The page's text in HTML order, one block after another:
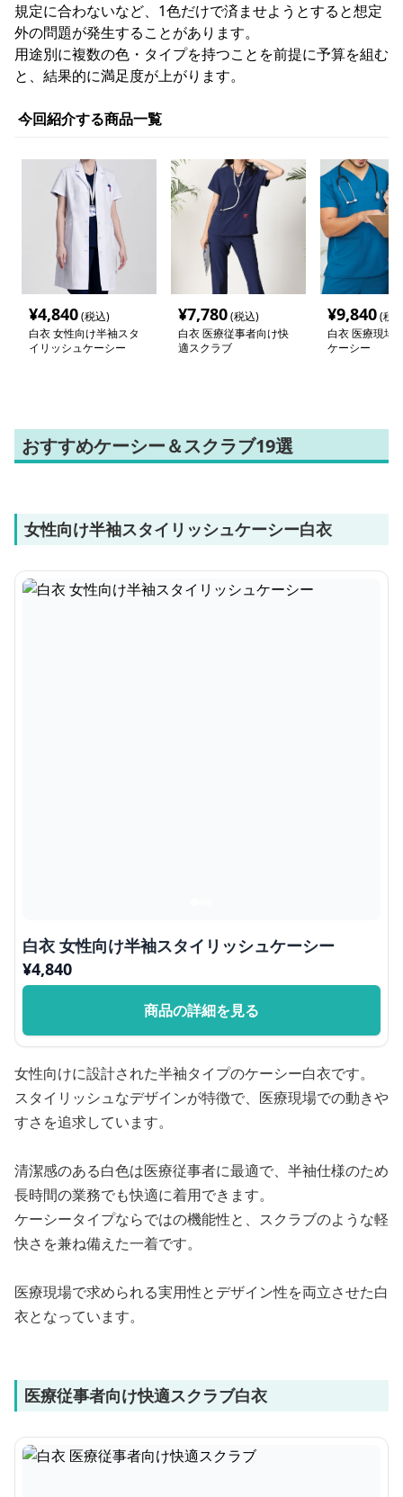
規定に合わないなど、1色だけで済ませようとすると想定
外の問題が発生することがあります。
用途別に複数の色・タイプを持つことを前提に予算を組む
と、結果的に満足度が上がります。
今回紹介する商品一覧
¥4,840(税込)
白衣 女性向け半袖スタ
イリッシュケーシー
¥7,780(税込)
白衣 医療従事者向け快
適スクラブ
¥9,840(税
白衣 医療現場
ケーシー
おすすめケーシー＆スクラブ19選
女性向け半袖スタイリッシュケーシー白衣
白衣 女性向け半袖スタイリッシュケーシー
¥4,840
商品の詳細を見る
女性向けに設計された半袖タイプのケーシー白衣です。
スタイリッシュなデザインが特徴で、医療現場での動きや
すさを追求しています。
清潔感のある白色は医療従事者に最適で、半袖仕様のため
長時間の業務でも快適に着用できます。
ケーシータイプならではの機能性と、スクラブのような軽
快さを兼ね備えた一着です。
医療現場で求められる実用性とデザイン性を両立させた白
衣となっています。
医療従事者向け快適スクラブ白衣